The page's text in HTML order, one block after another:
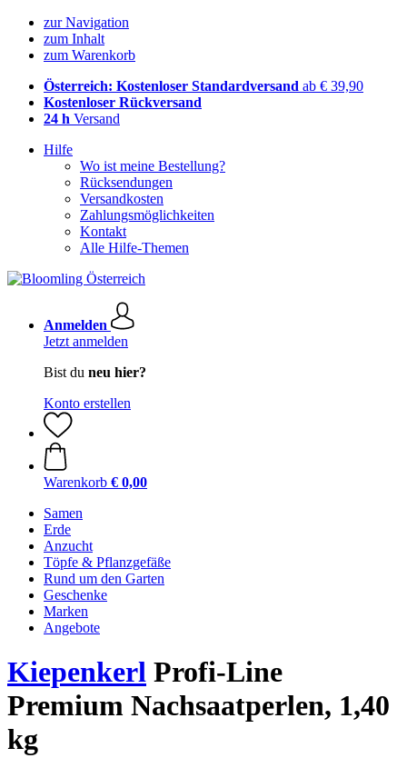
zur Navigation
zum Inhalt
zum Warenkorb
Österreich: Kostenloser Standardversand ab € 39,90
Kostenloser Rückversand
24 h Versand
Hilfe
Wo ist meine Bestellung?
Rücksendungen
Versandkosten
Zahlungsmöglichkeiten
Kontakt
Alle Hilfe-Themen
Anmelden
Jetzt anmelden
Bist du neu hier?
Konto erstellen
Warenkorb € 0,00
Samen
Erde
Anzucht
Töpfe & Pflanzgefäße
Rund um den Garten
Geschenke
Marken
Angebote
Kiepenkerl Profi-Line
Premium Nachsaatperlen, 1,40
kg